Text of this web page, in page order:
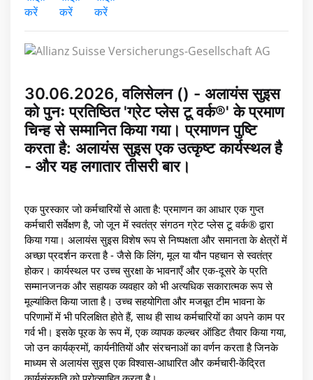
30.06.2026, वलिसेलन () - अलायंस सुइस
को पुनः प्रतिष्ठित 'ग्रेट प्लेस टू वर्क®' के प्रमाण
चिन्ह से सम्मानित किया गया। प्रमाणन पुष्टि
करता है: अलायंस सुइस एक उत्कृष्ट कार्यस्थल है
- और यह लगातार तीसरी बार।
एक पुरस्कार जो कर्मचारियों से आता है: प्रमाणन का आधार एक गुप्त
कर्मचारी सर्वेक्षण है, जो जून में स्वतंत्र संगठन ग्रेट प्लेस टू वर्क® द्वारा
किया गया। अलायंस सुइस विशेष रूप से निष्पक्षता और समानता के क्षेत्रों में
अच्छा प्रदर्शन करता है - जैसे कि लिंग, मूल या यौन पहचान से स्वतंत्र
होकर। कार्यस्थल पर उच्च सुरक्षा के भावनाएँ और एक-दूसरे के प्रति
सम्मानजनक और सहायक व्यवहार को भी अत्यधिक सकारात्मक रूप से
मूल्यांकित किया जाता है। उच्च सहयोगिता और मजबूत टीम भावना के
परिणामों में भी परिलक्षित होते हैं, साथ ही साथ कर्मचारियों का अपने काम पर
गर्व भी। इसके पूरक के रूप में, एक व्यापक कल्चर ऑडिट तैयार किया गया,
जो उन कार्यक्रमों, कार्यनीतियों और संरचनाओं का वर्णन करता है जिनके
माध्यम से अलायंस सुइस एक विश्वास-आधारित और कर्मचारी-केंद्रित